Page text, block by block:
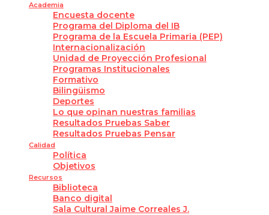
Academia
Encuesta docente
Programa del Diploma del IB
Programa de la Escuela Primaria (PEP)
Internacionalización
Unidad de Proyección Profesional
Programas Institucionales
Formativo
Bilingüismo
Deportes
Lo que opinan nuestras familias
Resultados Pruebas Saber
Resultados Pruebas Pensar
Calidad
Política
Objetivos
Recursos
Biblioteca
Banco digital
Sala Cultural Jaime Correales J.